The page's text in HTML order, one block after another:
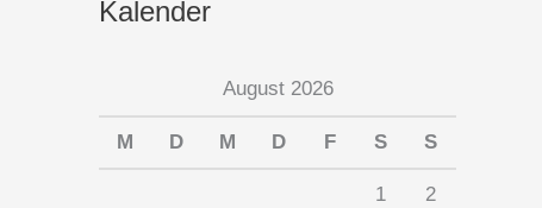
Kalender
August 2026
M D M D F S S
1
2